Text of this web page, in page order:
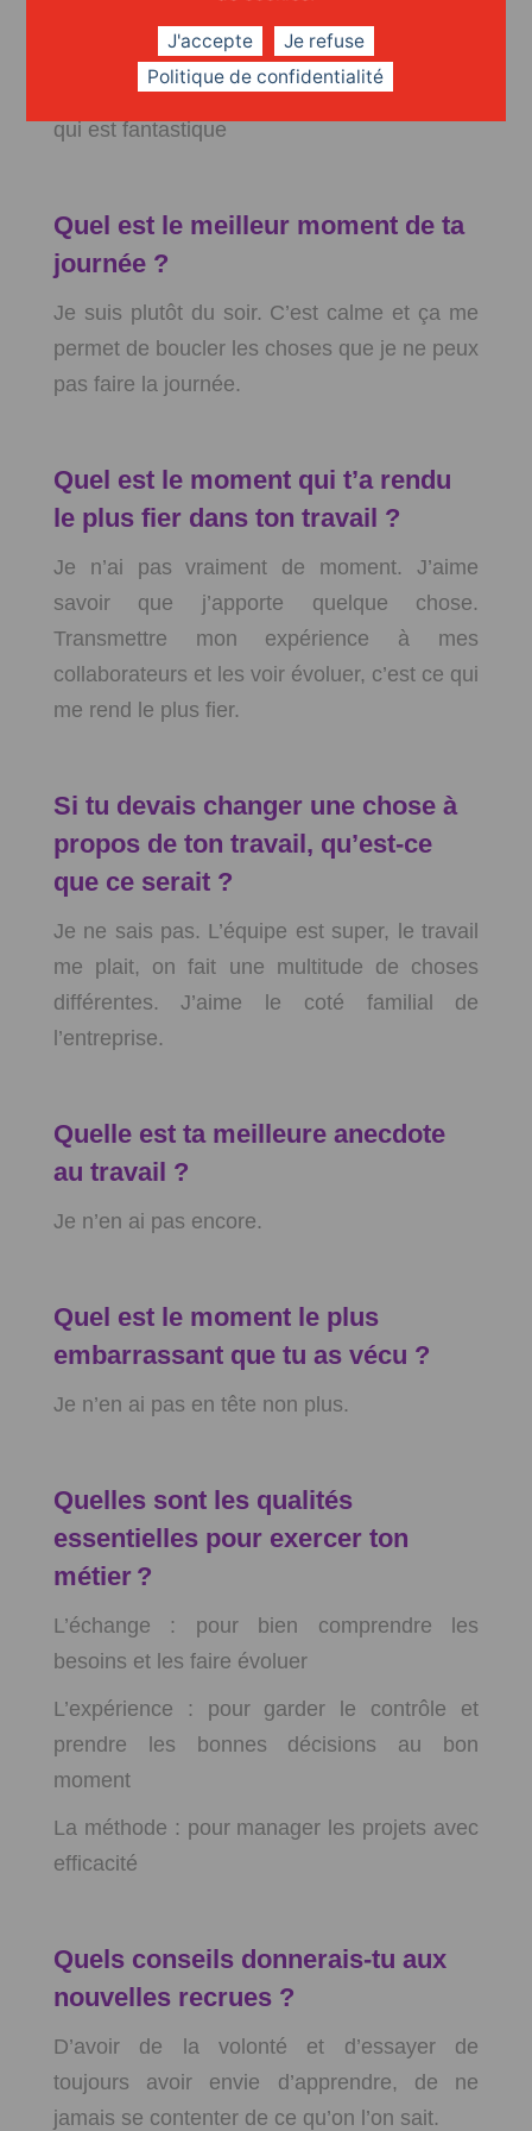
améliore notre réactivité.
Et bien sûr, l’équipe avec laquelle je travaille
qui est fantastique
Quel est le meilleur moment de ta
journée ?
Je suis plutôt du soir. C’est calme et ça me
permet de boucler les choses que je ne peux
pas faire la journée.
Quel est le moment qui t’a rendu
le plus fier dans ton travail ?
Je n’ai pas vraiment de moment. J’aime
savoir que j’apporte quelque chose.
Transmettre mon expérience à mes
collaborateurs et les voir évoluer, c’est ce qui
me rend le plus fier.
Si tu devais changer une chose à
propos de ton travail, qu’est-ce
que ce serait ?
Je ne sais pas. L’équipe est super, le travail
me plait, on fait une multitude de choses
différentes. J’aime le coté familial de
l’entreprise.
Quelle est ta meilleure anecdote
au travail ?
Je n’en ai pas encore.
Quel est le moment le plus
embarrassant que tu as vécu ?
Je n’en ai pas en tête non plus.
Quelles sont les qualités
essentielles pour exercer ton
métier ?
L’échange : pour bien comprendre les
besoins et les faire évoluer
L’expérience : pour garder le contrôle et
prendre les bonnes décisions au bon
moment
La méthode : pour manager les projets avec
efficacité
Quels conseils donnerais-tu aux
nouvelles recrues ?
D’avoir de la volonté et d’essayer de
toujours avoir envie d’apprendre, de ne
jamais se contenter de ce qu’on l’on sait.
J'accepte
Je refuse
Politique de confidentialité